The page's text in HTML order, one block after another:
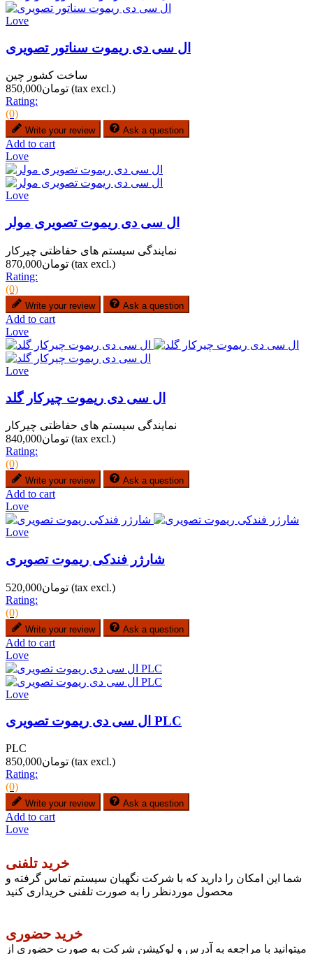
Love
ال سی دی ریموت سناتور تصویری
ساخت کشور چین
تومان850,000 (tax excl.)
Rating:
(0)
Write your review Ask a question
Add to cart
Love
Love
ال سی دی ریموت تصویری مولر
نمایندگی سیستم های حفاظتی چیرکار
تومان870,000 (tax excl.)
Rating:
(0)
Write your review Ask a question
Add to cart
Love
Love
ال سی دی ریموت چیرکار گلد
نمایندگی سیستم های حفاظتی چیرکار
تومان840,000 (tax excl.)
Rating:
(0)
Write your review Ask a question
Add to cart
Love
Love
شارژر فندکی ریموت تصویری
تومان520,000 (tax excl.)
Rating:
(0)
Write your review Ask a question
Add to cart
Love
Love
ال سی دی ریموت تصویری PLC
PLC
تومان850,000 (tax excl.)
Rating:
(0)
Write your review Ask a question
Add to cart
Love
خرید تلفنی
شما این امکان را دارید که با شرکت نگهبان سیستم تماس گرفته و
محصول موردنظر را به صورت تلفنی خریداری کنید
خرید حضوری
میتوانید با مراجعه به آدرس و لوکیشن شرکت به صورت حضوری از